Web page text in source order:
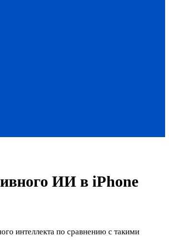
ИИ в iPhone
интеллекта по сравнению с такими